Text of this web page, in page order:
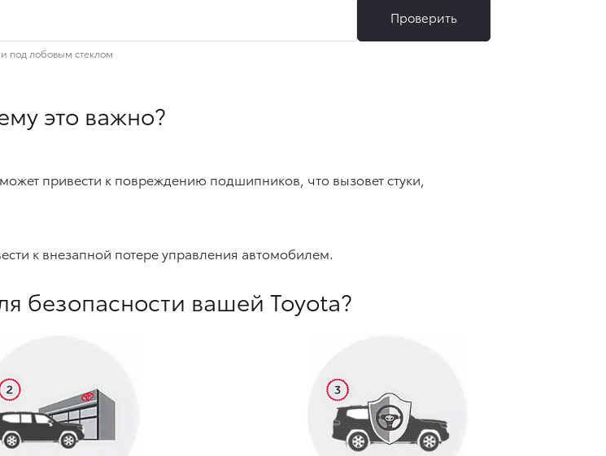
это важно?
привести к повреждению подшипников, что вызовет стуки,
к внезапной потере управления автомобилем.
безопасности вашей Toyota?